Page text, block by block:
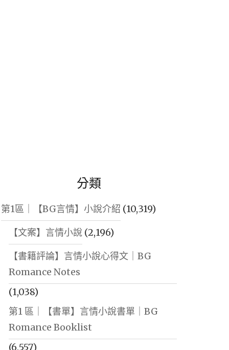
分類
第1區｜【BG言情】小說介紹 (10,319)
【文案】言情小說(2,196)
【書籍評論】言情小說心得文｜BG
Romance Notes
(1,038)
第1 區｜【書單】言情小說書單｜BG
Romance Booklist
(6,557)